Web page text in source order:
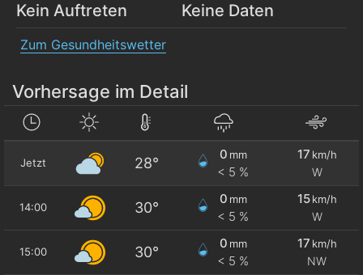
Kein Auftreten Keine Daten
Zum Gesundheitswetter
Vorhersage im Detail
Jetzt 28°
0 mm
< 5 %
17 km/h
W
14:00 30°
0 mm
< 5 %
15 km/h
W
15:00 30°
0 mm
< 5 %
17 km/h
NW